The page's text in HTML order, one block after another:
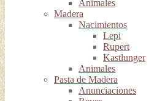
Animales
Madera
Nacimientos
Lepi
Rupert
Kastlunger
Animales
Pasta de Madera
Anunciaciones